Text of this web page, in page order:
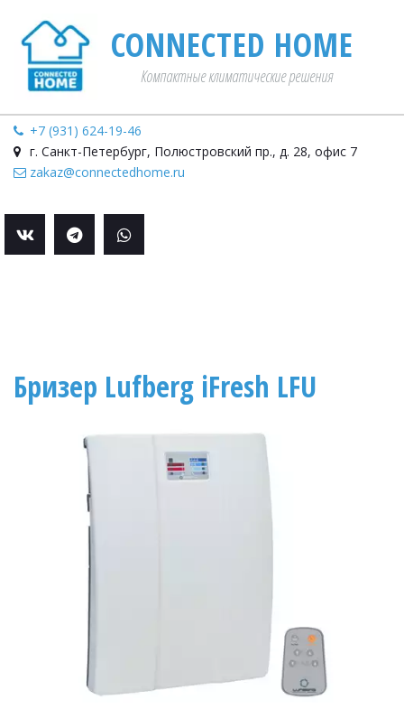
CONNECTED HOME­­
Компактные климатические решения
+7 (931) 624-19-46
г. Санкт-Петербург, Полюстровский пр., д. 28, офис 7
zakaz@connectedhome.ru
Бризер Lufberg iFresh LFU